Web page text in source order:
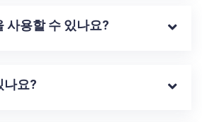
사용할 수 있나요?
나요?